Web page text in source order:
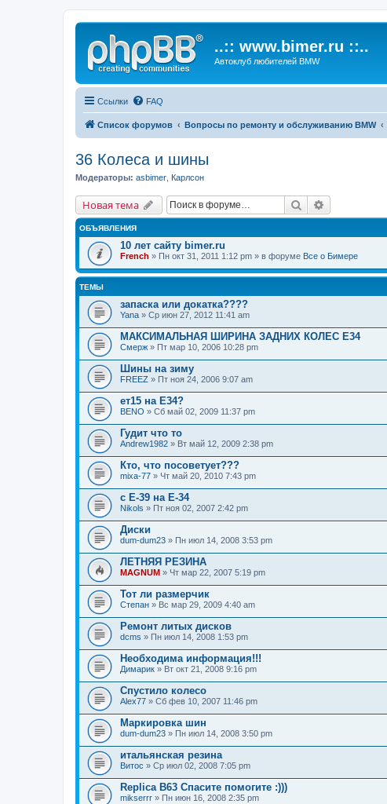
..:: www.bimer.ru ::..
Автоклуб любителей BMW
Ссылки FAQ
Список форумов Вопросы по ремонту и обслуживанию BMW
36 Колеса и шины
Модераторы: asbimer Карлсон
Новая тема Поиск
ОБЪЯВЛЕНИЯ
10 лет сайту bimer.ru
French » Пн окт 31, 2011 1:12 pm » в форуме Все о Бимере
ТЕМЫ
запаска или докатка????
Yana » Ср июн 27, 2012 11:41 am
МАКСИМАЛЬНАЯ ШИРИНА ЗАДНИХ КОЛЕС Е34
Смерж » Пт мар 10, 2006 10:28 pm
Шины на зиму
FREEZ » Пт ноя 24, 2006 9:07 am
ет15 на Е34?
BENO » Сб май 02, 2009 11:37 pm
Гудит что то
Andrew1982 » Вт май 12, 2009 2:38 pm
Кто, что посоветует???
mixa-77 » Чт май 20, 2010 7:43 pm
с Е-39 на Е-34
Nikols » Пт ноя 02, 2007 2:42 pm
Диски
dum-dum23 » Пн июл 14, 2008 3:53 pm
ЛЕТНЯЯ РЕЗИНА
MAGNUM » Чт мар 22, 2007 5:19 pm
Тот ли размерчик
Степан » Вс мар 29, 2009 4:40 am
Ремонт литых дисков
dcms » Пн июл 14, 2008 1:53 pm
Необходима информация!!!
Димарик » Вт окт 21, 2008 9:16 pm
Спустило колесо
Alex77 » Сб фев 10, 2007 11:46 pm
Маркировка шин
dum-dum23 » Пн июл 14, 2008 3:50 pm
итальянская резина
Витос » Ср июл 02, 2008 7:05 pm
Replica B63 Спасите помогите :)))
mikserrr » Пн июн 16, 2008 2:35 pm